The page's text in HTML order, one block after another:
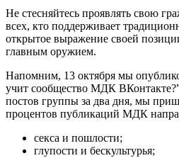
Не стесняйтесь проявлять свою
всех, кто поддерживает
открытое выражение своей
главным оружием.
Напомним, 13 октября мы
учит сообщество МДК
постов группы за два дня, мы
процентов публикаций МДК
секса и пошлости;
глупости и бескультурья;